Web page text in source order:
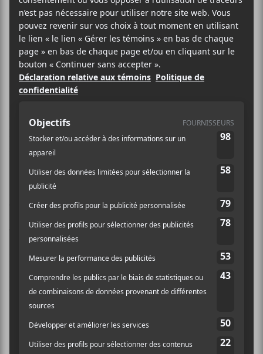
Le groupe Good Charlotte viendra présenter les pièces
de son nouvel albumGeneration Rxau MTELUS le
t’offrent la chance de gagner une paire de billets pour
le spectacle. Pour participer, répondez à la question
suivante dans les commentaires :
Quel est le nom de famille des
frères de Good Charlotte?
Indice
Le concours est en vigueur jusqu’au 18 juillet 2018 à
midi. La personne gagnante sera contactée par
courriel.
Ce concours est maintenant terminé.
Merci à tous d’avoir participé!